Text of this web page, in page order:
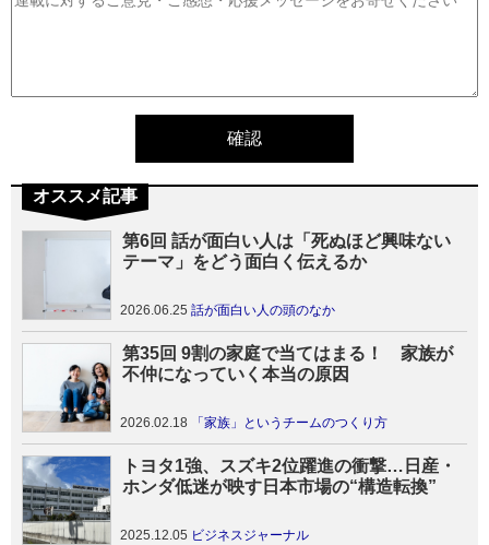
オススメ記事
第6回 話が面白い人は「死ぬほど興味ない
テーマ」をどう面白く伝えるか
2026.06.25 話が面白い人の頭のなか
第35回 9割の家庭で当てはまる！ 家族が
不仲になっていく本当の原因
2026.02.18 「家族」というチームのつくり方
トヨタ1強、スズキ2位躍進の衝撃…日産・
ホンダ低迷が映す日本市場の“構造転換”
2025.12.05 ビジネスジャーナル